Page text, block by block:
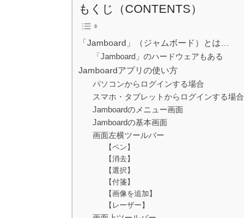
もくじ（CONTENTS）
「Jamboard」（ジャムボード）とは…
「Jamboard」のハードウェアもある
Jamboardアプリの使い方
パソコンからログインする場合
スマホ・タブレットからログインする場合
Jamboardのメニュー画面
Jamboardの基本画面
画面左横ツールバー
【ペン】
【消去】
【選択】
【付箋】
【画像を追加】
【レーザー】